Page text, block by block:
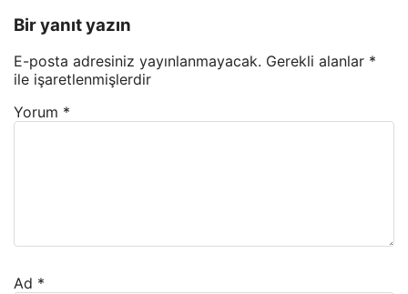
Bir yanıt yazın
E-posta adresiniz yayınlanmayacak. Gerekli alanlar *
ile işaretlenmişlerdir
Yorum *
Ad *